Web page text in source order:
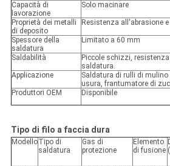
Capacità di
lavorazione
Solo macinare
Proprietà dei metalli
di deposito
Resistenza all'abrasione
Spessore della
saldatura
Limitato a 60 mm
Saldabilità
Piccole schizzi,
saldatura.
Applicazione
Saldatura di rulli di mulino
usura, frantumatore di
Produttori OEM
Disponibile
Tipo di filo a faccia dura
ModelloTipo di
saldatura
Gas di
protezione
Elemento
di fusione